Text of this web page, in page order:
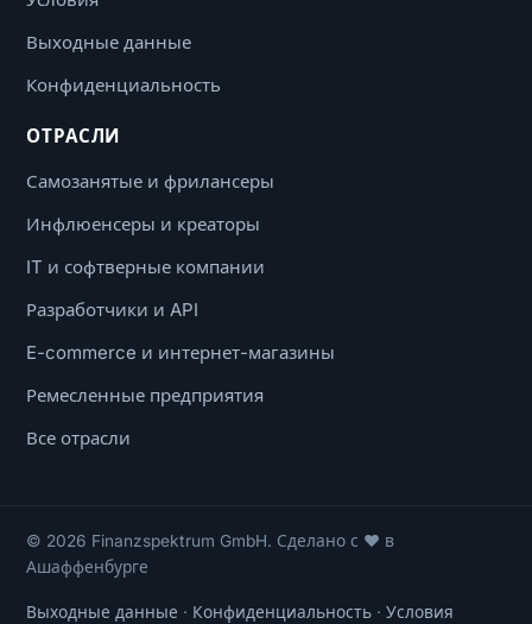
Выходные данные
Конфиденциальность
ОТРАСЛИ
Самозанятые и фрилансеры
Инфлюенсеры и креаторы
IT и софтверные компании
Разработчики и API
E-commerce и интернет-магазины
Ремесленные предприятия
Все отрасли
© 2026 Finanzspektrum GmbH. Сделано с ❤ в
Ашаффенбурге
Выходные данные · Конфиденциальность · Условия